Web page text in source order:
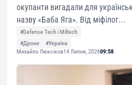
окупанти вигадали для
назву «Баба Яга». Від міфілог...
#Defense Tech і Miltech
#Дрони
#Україна
Михайло Люксіков14 Липня, 202609:58